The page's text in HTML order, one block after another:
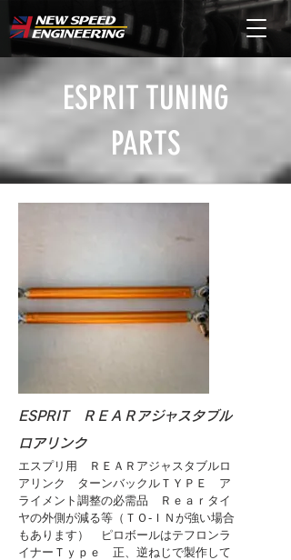
ESPRIT TUNING
PARTS
ESPRIT ＲＥＡＲアジャスタブル
ロアリンク
エスプリ用 ＲＥＡＲアジャスタブルロ
アリンク ターンバックルＴＹＰＥ ア
ライメント調整の必需品 Ｒｅａｒタイ
ヤの外側が減る等（ＴＯ-ＩＮが強い場合
もあります） ピロボールはテフロンラ
イナーＴｙｐｅ 正、逆ねじで製作して